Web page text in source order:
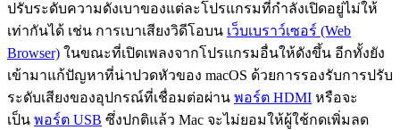
ปรับระดับความดังเบาของแต่ละโปรแกรมที่กำลังเปิดอยู่ไม่ให้
เท่ากันได้ เช่น การเบาเสียงวิดีโอบน เว็บเบราว์เซอร์ (Web
Browser) ในขณะที่เปิดเพลงจากโปรแกรมอื่นให้ดังขึ้น อีกทั้งยัง
เข้ามาแก้ปัญหาที่น่าปวดหัวของ macOS ด้วยการรองรับการปรับ
ระดับเสียงของอุปกรณ์ที่เชื่อมต่อผ่าน พอร์ต HDMI หรือจะ
เป็น พอร์ต USB ซึ่งปกติแล้ว Mac จะไม่ยอมให้ผู้ใช้กดเพิ่มลด